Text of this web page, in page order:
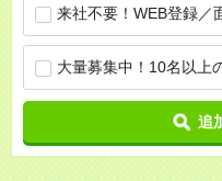
来社不要！WEB登録／
大量募集中！10名以上
追